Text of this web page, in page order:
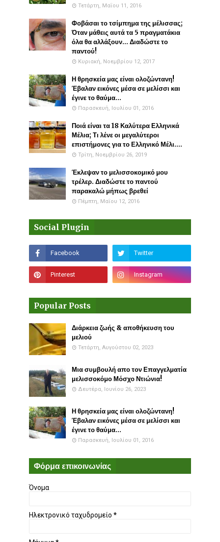
Τετάρτη, Μαΐου 11, 2016
Φοβάσαι το τσίμπημα της μέλισσας;
Όταν μάθεις αυτά τα 5 πραγματάκια
όλα θα αλλάξουν... Διαδώστε το
παντού!
Κυριακή, Νοεμβρίου 12, 2017
Η θρησκεία μας είναι ολοζώντανη!
Έβαλαν εικόνες μέσα σε μελίσσι και
έγινε το θαύμα...
Παρασκευή, Ιουλίου 01, 2016
Ποιά είναι τα 18 Καλύτερα Ελληνικά
Μέλια; Τι λένε οι μεγαλύτεροι
επιστήμονες για το Ελληνικό Μέλι....
Τρίτη, Νοεμβρίου 26, 2019
Έκλεψαν το μελισσοκομικό μου
τρέλερ. Διαδώστε το παντού
παρακαλώ μήπως βρεθεί
Πέμπτη, Μαΐου 12, 2016
Social Plugin
Popular Posts
Διάρκεια ζωής & αποθήκευση του
μελιού
Τετάρτη, Αυγούστου 02, 2023
Μια συμβουλή απο τον Επαγγελματία
μελισσοκόμο Μόσχο Ντιώνια!
Δευτέρα, Ιουνίου 26, 2023
Η θρησκεία μας είναι ολοζώντανη!
Έβαλαν εικόνες μέσα σε μελίσσι και
έγινε το θαύμα...
Παρασκευή, Ιουλίου 01, 2016
Φόρμα επικοινωνίας
Όνομα
Ηλεκτρονικό ταχυδρομείο *